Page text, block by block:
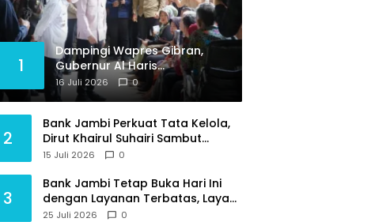
1
Dampingi Wapres Gibran,
Gubernur Al Haris
Perjuangkan MRI Baru dan
Tambahan Dokter Spesialis
16 Juli 2026 0
2
Bank Jambi Perkuat Tata Kelola,
Dirut Khairul Suhairi Sambut
Sinergi Strategis Bersama BPKP
15 Juli 2026 0
3
Bank Jambi Tetap Buka Hari Ini
dengan Layanan Terbatas, Layani
Penggantian Kartu ATM dan
25 Juli 2026 0